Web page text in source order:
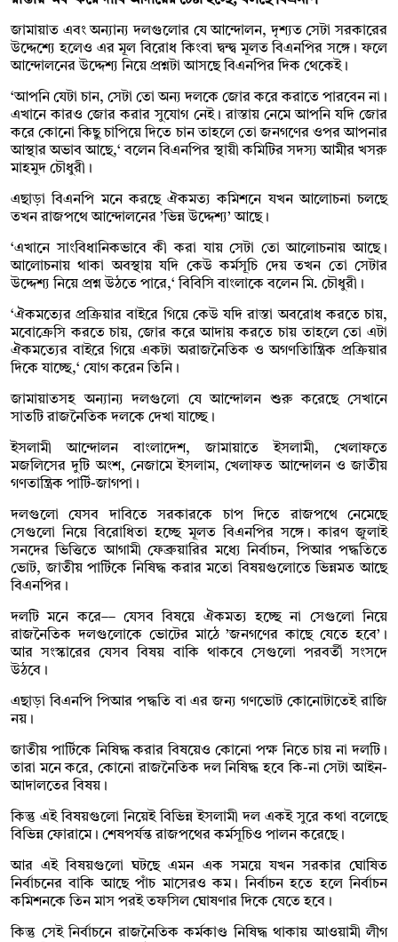
জামায়াত এবং অন্যান্য দলগুলোর যে আন্দোলন, দৃশ্যত সেটা সরকারের
উদ্দেশ্যে হলেও এর মূল বিরোধ কিংবা দ্বন্দ্ব মূলত বিএনপির সঙ্গে। ফলে
আন্দোলনের উদ্দেশ্য নিয়ে প্রশ্নটা আসছে বিএনপির দিক থেকেই।
‘আপনি যেটা চান, সেটা তো অন্য দলকে জোর করে করাতে পারবেন না।
এখানে কারও জোর করার সুযোগ নেই। রাস্তায় নেমে আপনি যদি জোর
করে কোনো কিছু চাপিয়ে দিতে চান তাহলে তো জনগণের ওপর আপনার
আস্থার অভাব আছে,‘ বলেন বিএনপির স্থায়ী কমিটির সদস্য আমীর খসরু
মাহমুদ চৌধুরী।
এছাড়া বিএনপি মনে করছে ঐকমত্য কমিশনে যখন আলোচনা চলছে
তখন রাজপথে আন্দোলনের ’ভিন্ন উদ্দেশ্য’ আছে।
‘এখানে সাংবিধানিকভাবে কী করা যায় সেটা তো আলোচনায় আছে।
আলোচনায় থাকা অবস্থায় যদি কেউ কর্মসূচি দেয় তখন তো সেটার
উদ্দেশ্য নিয়ে প্রশ্ন উঠতে পারে,‘ বিবিসি বাংলাকে বলেন মি. চৌধুরী।
‘ঐকমত্যের প্রক্রিয়ার বাইরে গিয়ে কেউ যদি রাস্তা অবরোধ করতে চায়,
মবোক্রেসি করতে চায়, জোর করে আদায় করতে চায় তাহলে তো এটা
ঐকমত্যের বাইরে গিয়ে একটা অরাজনৈতিক ও অগণতিান্ত্রিক প্রক্রিয়ার
দিকে যাচ্ছে,‘ যোগ করেন তিনি।
জামায়াতসহ অন্যান্য দলগুলো যে আন্দোলন শুরু করেছে সেখানে
সাতটি রাজনৈতিক দলকে দেখা যাচ্ছে।
ইসলামী আন্দোলন বাংলাদেশ, জামায়াতে ইসলামী, খেলাফতে
মজলিসের দুটি অংশ, নেজামে ইসলাম, খেলাফত আন্দোলন ও জাতীয়
গণতান্ত্রিক পার্টি-জাগপা।
দলগুলো যেসব দাবিতে সরকারকে চাপ দিতে রাজপথে নেমেছে
সেগুলো নিয়ে বিরোধিতা হচ্ছে মূলত বিএনপির সঙ্গে। কারণ জুলাই
সনদের ভিত্তিতে আগামী ফেব্রুয়ারির মধ্যে নির্বাচন, পিআর পদ্ধতিতে
ভোট, জাতীয় পার্টিকে নিষিদ্ধ করার মতো বিষয়গুলোতে ভিন্নমত আছে
বিএনপির।
দলটি মনে করে–– যেসব বিষয়ে ঐকমত্য হচ্ছে না সেগুলো নিয়ে
রাজনৈতিক দলগুলোকে ভোটের মাঠে ’জনগণের কাছে যেতে হবে’।
আর সংস্কারের যেসব বিষয় বাকি থাকবে সেগুলো পরবর্তী সংসদে
উঠবে।
এছাড়া বিএনপি পিআর পদ্ধতি বা এর জন্য গণভোট কোনোটাতেই রাজি
নয়।
জাতীয় পার্টিকে নিষিদ্ধ করার বিষয়েও কোনো পক্ষ নিতে চায় না দলটি।
তারা মনে করে, কোনো রাজনৈতিক দল নিষিদ্ধ হবে কি-না সেটা আইন-
আদালতের বিষয়।
কিন্তু এই বিষয়গুলো নিয়েই বিভিন্ন ইসলামী দল একই সুরে কথা বলেছে
বিভিন্ন ফোরামে। শেষপর্যন্ত রাজপথের কর্মসূচিও পালন করেছে।
আর এই বিষয়গুলো ঘটছে এমন এক সময়ে যখন সরকার ঘোষিত
নির্বাচনের বাকি আছে পাঁচ মাসেরও কম। নির্বাচন হতে হলে নির্বাচন
কমিশনকে তিন মাস পরই তফসিল ঘোষণার দিকে যেতে হবে।
কিন্তু সেই নির্বাচনে রাজনৈতিক কর্মকাণ্ড নিষিদ্ধ থাকায় আওয়ামী লীগ